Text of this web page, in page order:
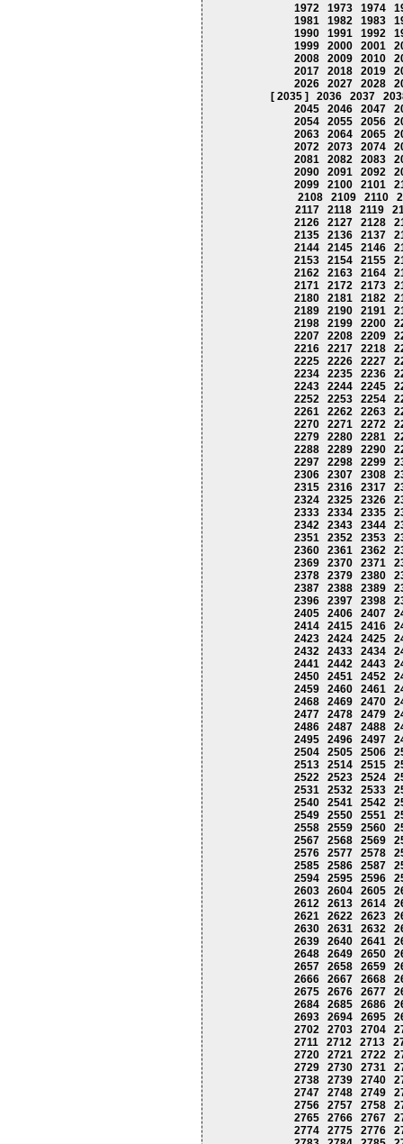
1972
1973 1974
1981
1982 1983
1990
1991 1992
1999
2000 2001
2008
2009 2010
2017
2018 2019
2026
2027 2028
[ 2035 ]
2036 2037
2045
2046 2047
2054
2055 2056
2063
2064 2065
2072
2073 2074
2081
2082 2083
2090
2091 2092
2099
2100 2101
2108
2109 2110
2117
2118 2119
2126
2127 2128
2135
2136 2137
2144
2145 2146
2153
2154 2155
2162
2163 2164
2171
2172 2173
2180
2181 2182
2189
2190 2191
2198
2199 2200
2207
2208 2209
2216
2217 2218
2225
2226 2227
2234
2235 2236
2243
2244 2245
2252
2253 2254
2261
2262 2263
2270
2271 2272
2279
2280 2281
2288
2289 2290
2297
2298 2299
2306
2307 2308
2315
2316 2317
2324
2325 2326
2333
2334 2335
2342
2343 2344
2351
2352 2353
2360
2361 2362
2369
2370 2371
2378
2379 2380
2387
2388 2389
2396
2397 2398
2405
2406 2407
2414
2415 2416
2423
2424 2425
2432
2433 2434
2441
2442 2443
2450
2451 2452
2459
2460 2461
2468
2469 2470
2477
2478 2479
2486
2487 2488
2495
2496 2497
2504
2505 2506
2513
2514 2515
2522
2523 2524
2531
2532 2533
2540
2541 2542
2549
2550 2551
2558
2559 2560
2567
2568 2569
2576
2577 2578
2585
2586 2587
2594
2595 2596
2603
2604 2605
2612
2613 2614
2621
2622 2623
2630
2631 2632
2639
2640 2641
2648
2649 2650
2657
2658 2659
2666
2667 2668
2675
2676 2677
2684
2685 2686
2693
2694 2695
2702
2703 2704
2711
2712 2713
2720
2721 2722
2729
2730 2731
2738
2739 2740
2747
2748 2749
2756
2757 2758
2765
2766 2767
2774
2775 2776